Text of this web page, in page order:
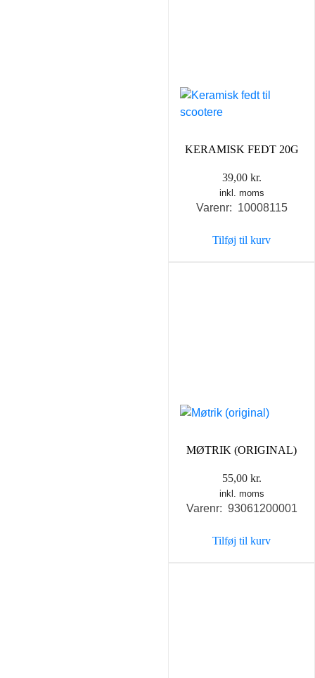
KERAMISK FEDT 20G
39,00 kr.
inkl. moms
Varenr: 10008115
Tilføj til kurv
MØTRIK (ORIGINAL)
55,00 kr.
inkl. moms
Varenr: 93061200001
Tilføj til kurv